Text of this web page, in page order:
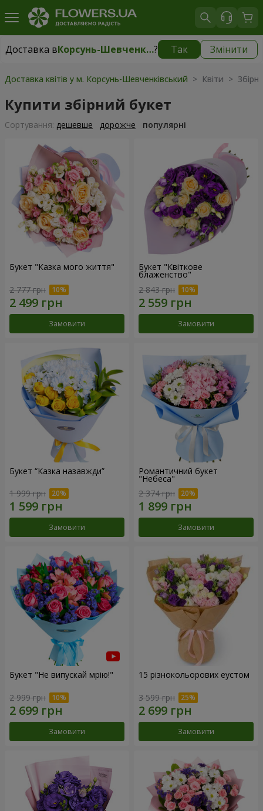
Доставка в Корсунь-Шевченківський? Так Змінити
Доставка вКорсунь-Шевченківський|1000 грн
Доставка квітів у м. Корсунь-Шевченківський > Квіти >
Купити збірний букет
Сортування: дешевше дорожче популярні
Букет "Казка мого життя"
2 777 грн
Замовити
Букет "Квіткове
блаженство"
2 843 грн
Замовити
Букет “Казка назавжди”
1 999 грн
Замовити
Романтичний букет
"Небеса"
2 374 грн
Замовити
Букет "Не випускай мрію!"
2 999 грн
Замовити
15 різнокольорових еустом
3 599 грн
Замовити